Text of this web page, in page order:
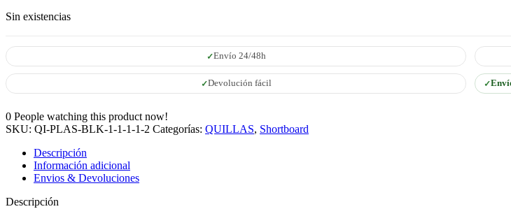
Sin existencias
Envío 24/48h
Devolución fácil
0 People watching this product now!
SKU: QI-PLAS-BLK-1-1-1-1-2 Categorías: QUILLAS, Shortboard
Descripción
Información adicional
Envios & Devoluciones
Descripción